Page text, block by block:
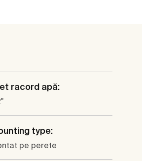
racord apă:
type:
pe perete